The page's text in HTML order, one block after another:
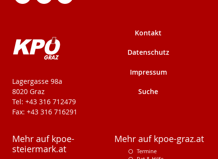
KPÖ-Steiermark
Lagergasse 98a
8020 Graz
Tel: +43 316 712479
Fax: +43 316 716291
Kontakt
Datenschutz
Impressum
Suche
Mehr auf kpoe-
steiermark.at
Mehr auf kpoe-graz.at
Termine